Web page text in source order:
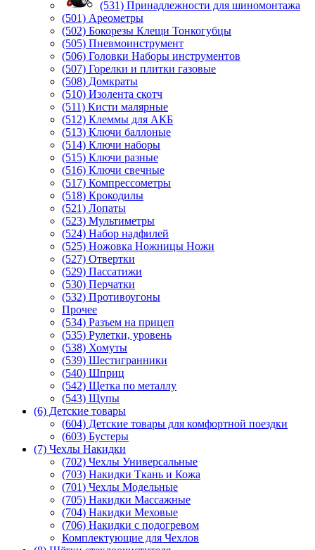
(531) Принадлежности для шиномонтажа
(501) Ареометры
(502) Бокорезы Клещи Тонкогубцы
(505) Пневмоинструмент
(506) Головки Наборы инструментов
(507) Горелки и плитки газовые
(508) Домкраты
(510) Изолента скотч
(511) Кисти малярные
(512) Клеммы для АКБ
(513) Ключи баллоные
(514) Ключи наборы
(515) Ключи разные
(516) Ключи свечные
(517) Компрессометры
(518) Крокодилы
(521) Лопаты
(523) Мультиметры
(524) Набор надфилей
(525) Ножовка Ножницы Ножи
(527) Отвертки
(529) Пассатижи
(530) Перчатки
(532) Противоугоны
Прочее
(534) Разъем на прицеп
(535) Рулетки, уровень
(538) Хомуты
(539) Шестигранники
(540) Шприц
(542) Щетка по металлу
(543) Щупы
(6) Детские товары
(604) Детские товары для комфортной поездки
(603) Бустеры
(7) Чехлы Накидки
(702) Чехлы Универсальные
(703) Накидки Ткань и Кожа
(701) Чехлы Модельные
(705) Накидки Массажные
(704) Накидки Меховые
(706) Накидки с подогревом
Комплектующие для Чехлов